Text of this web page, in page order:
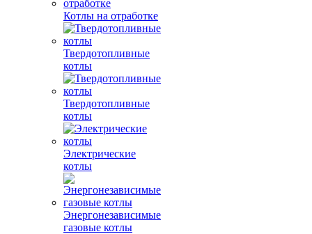
Котлы на отработке
Твердотопливные
котлы
Твердотопливные
котлы
Электрические
котлы
Энергонезависимые
газовые котлы